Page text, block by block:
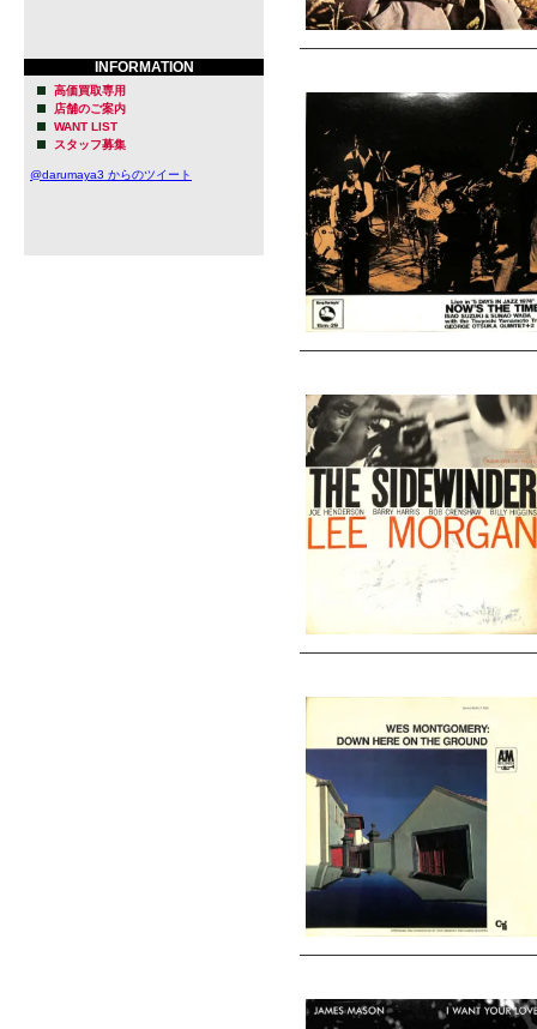
INFORMATION
高価買取専用
店舗のご案内
WANT LIST
スタッフ募集
@darumaya3 からのツイート